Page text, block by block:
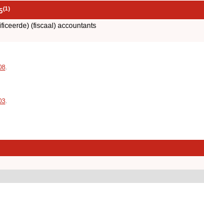
(1)
(fiscaal) accountants